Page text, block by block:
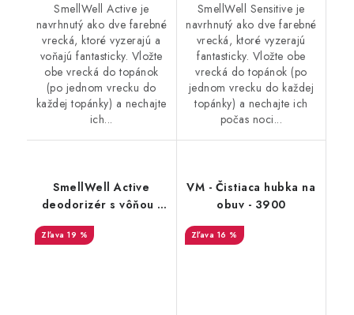
SmellWell Active je
navrhnutý ako dve farebné
vrecká, ktoré vyzerajú a
voňajú fantasticky. Vložte
obe vrecká do topánok
(po jednom vrecku do
každej topánky) a nechajte
ich...
SmellWell Sensitive je
navrhnutý ako dve farebné
vrecká, ktoré vyzerajú
fantasticky. Vložte obe
vrecká do topánok (po
jednom vrecku do každej
topánky) a nechajte ich
počas noci...
SmellWell Active
deodorizér s vôňou -
Black Zebra
19 %
VM - Čistiaca hubka na
obuv - 3900
16 %